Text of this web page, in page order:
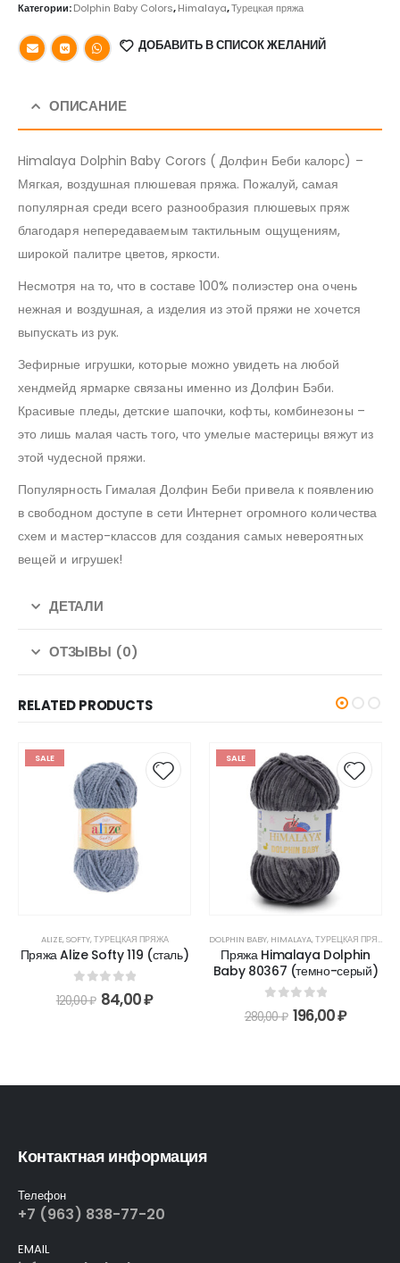
Категории:Dolphin Baby Colors,Himalaya,Турецкая пряжа
ДОБАВИТЬ В СПИСОК ЖЕЛАНИЙ
ОПИСАНИЕ
Himalaya Dolphin Baby Corors ( Долфин Беби калорс) –
Мягкая, воздушная плюшевая пряжа. Пожалуй, самая
популярная среди всего разнообразия плюшевых пряж
благодаря непередаваемым тактильным ощущениям,
широкой палитре цветов, яркости.
Несмотря на то, что в составе 100% полиэстер она очень
нежная и воздушная, а изделия из этой пряжи не хочется
выпускать из рук.
Зефирные игрушки, которые можно увидеть на любой
хендмейд ярмарке связаны именно из Долфин Бэби.
Красивые пледы, детские шапочки, кофты, комбинезоны –
это лишь малая часть того, что умелые мастерицы вяжут из
этой чудесной пряжи.
Популярность Гималая Долфин Беби привела к появлению
в свободном доступе в сети Интернет огромного количества
схем и мастер-классов для создания самых невероятных
вещей и игрушек!
ДЕТАЛИ
ОТЗЫВЫ (0)
RELATED PRODUCTS
SALE
ALIZE,SOFTY,ТУРЕЦКАЯ ПРЯЖА
Пряжа Alize Softy 119 (сталь)
out of 5
120,00₽ 84,00₽
SALE
DOLPHIN BABY, HIMALAYA,ТУРЕЦКАЯ ПРЯЖА
Пряжа Himalaya Dolphin
Baby 80367 (темно-серый)
out of 5
280,00₽ 196,00₽
Контактная информация
Телефон
+7 (963) 838-77-20
EMAIL